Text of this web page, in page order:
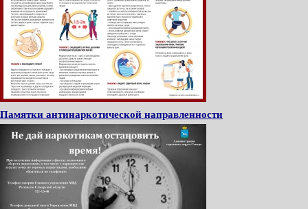
Памятки антинаркотической направленности